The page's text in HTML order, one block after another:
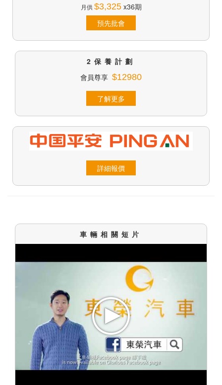
月供$3,325x36期
預先批會
2保養計劃
會員尊享 $12980
了解更多
詳細報價
車輛相關短片